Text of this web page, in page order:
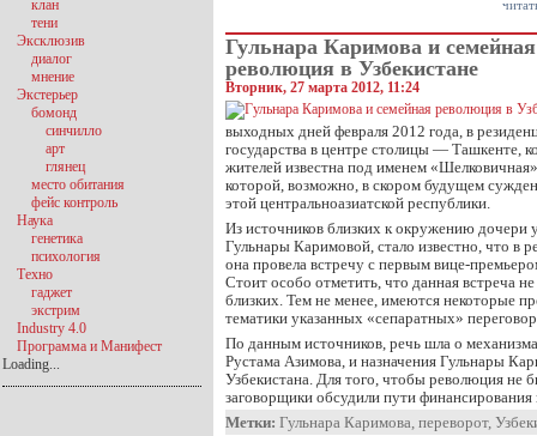
Гульнара Каримова и семейная
революция в Узбекистане
Вторник, 27 марта 2012, 11:24
выходных дней февраля 2012 года, в
государства в центре столицы — Ташкенте,
жителей известна под именем
которой, возможно, в скором будущем
этой центральноазиатской республики.
Из источников близких к окружению дочери
Гульнары Каримовой, стало известно, что в
она провела встречу с первым вице-
Стоит особо отметить, что данная встреча
близких. Тем не менее, имеются некоторые
тематики указанных «сепаратных»
По данным источников, речь шла о
Рустама Азимова, и назначения Гульнары
Узбекистана. Для того, чтобы революция не
заговорщики обсудили пути
Метки: Гульнара Каримова, переворот,
клан
тени
Эксклюзив
диалог
мнение
Экстерьер
бомонд
синчилло
арт
глянец
место обитания
фейс контроль
Наука
генетика
психология
Техно
гаджет
экстрим
Industry 4.0
Программа и Манифест
Loading...